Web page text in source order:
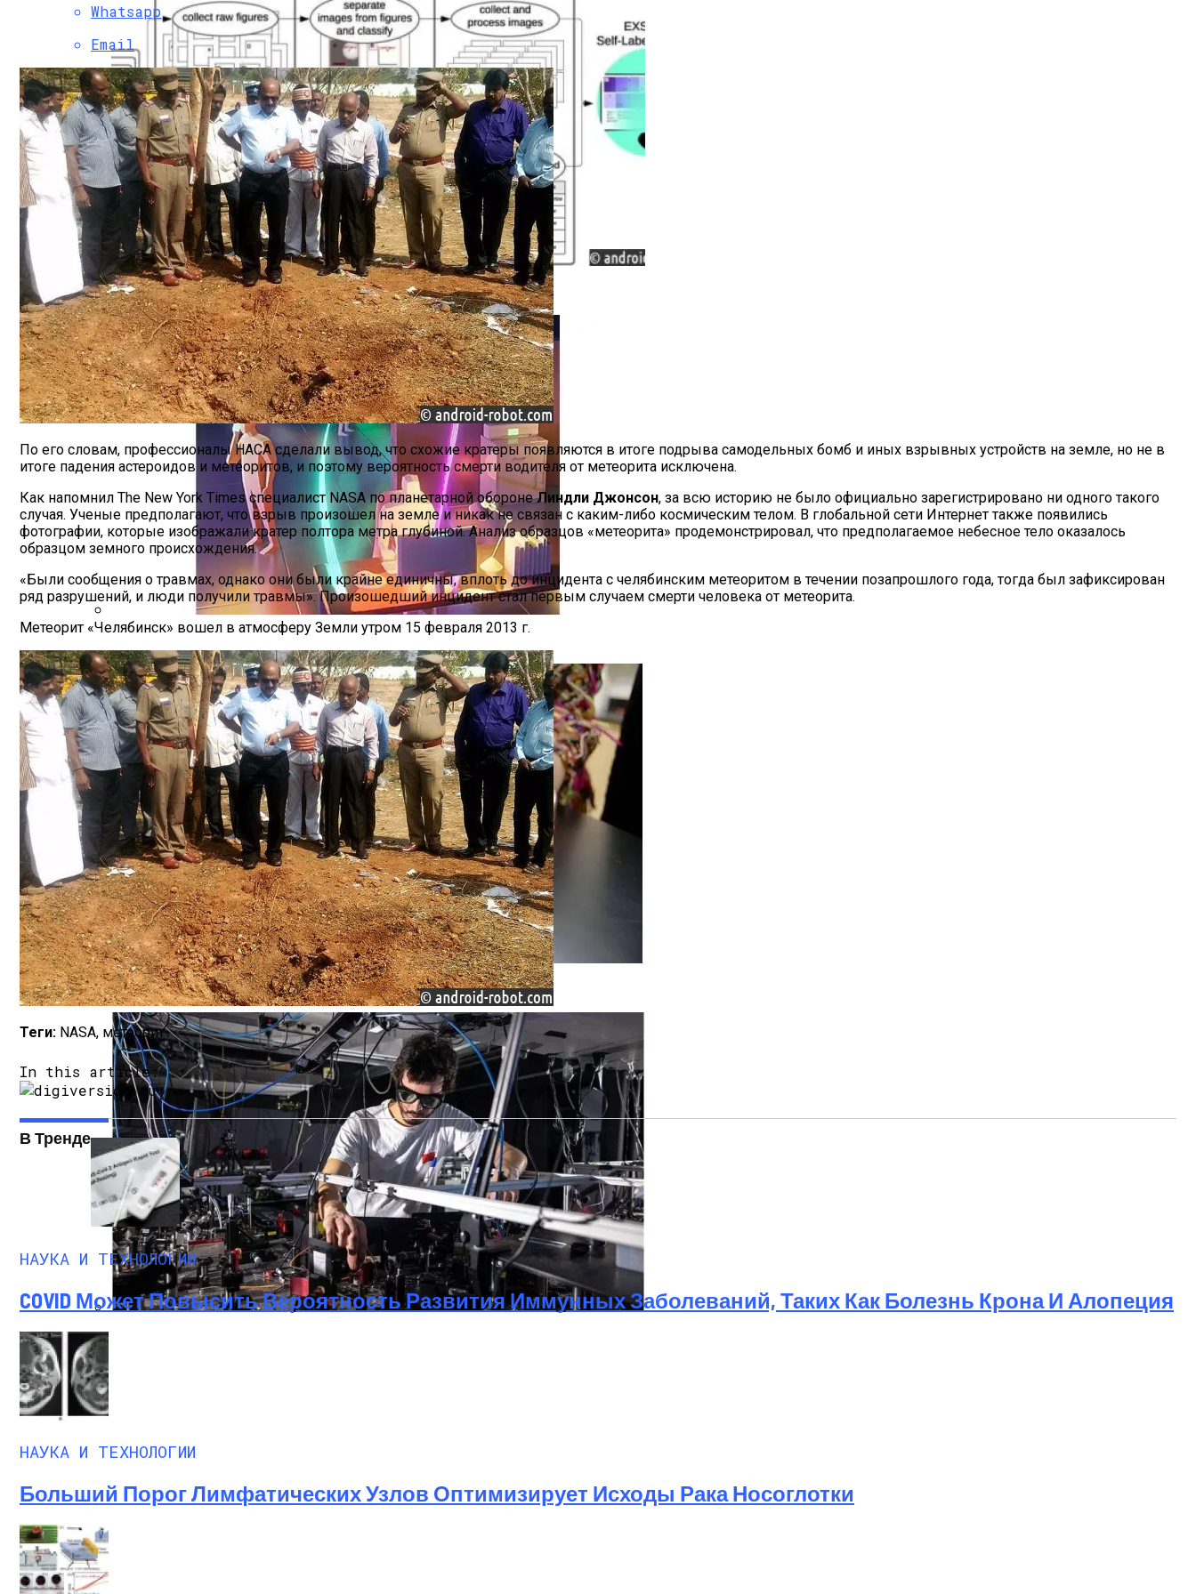
Новый Код Добывает Микроскопические Изображения В Научных Статьях
Новая Технология «изогнутого» Света Может Стать Секретом Улучшения Беспроводной Связи
Представлено Устройство, Которое Собирает И Хранит Электроэнергию В Удаленных Настройках
Whatsapp
Email
По его словам, профессионалы НАСА сделали вывод, что схожие кратеры появляются в итоге подрыва самодельных бомб и иных взрывных устройств на земле, но не в
итоге падения астероидов и метеоритов, и поэтому вероятность смерти водителя от метеорита исключена.
Как напомнил The New York Times специалист NASA по планетарной оборонеЛиндли Джонсон, за всю историю не было официально зарегистрировано ни одного такого
случая. Ученые предполагают, что взрыв произошел на земле и никак не связан с каким-либо космическим телом. В глобальной сети Интернет также появились
фотографии, которые изображали кратер полтора метра глубиной. Анализ образцов «метеорита» продемонстрировал, что предполагаемое небесное тело оказалось
образцом земного происхождения.
«Были сообщения о травмах, однако они были крайне единичны, вплоть до инцидента с челябинским метеоритом в течении позапрошлого года, тогда был зафиксирован
ряд разрушений, и люди получили травмы». Произошедший инцидент стал первым случаем смерти человека от метеорита.
Метеорит «Челябинск» вошел в атмосферу Земли утром 15 февраля 2013 г.
Теги: NASA, метеорит
In this article:
В Тренде
НАУКА И ТЕХНОЛОГИИ
COVID Может Повысить Вероятность Развития Иммунных Заболеваний, Таких Как Болезнь Крона И Алопеция
НАУКА И ТЕХНОЛОГИИ
Больший Порог Лимфатических Узлов Оптимизирует Исходы Рака Носоглотки